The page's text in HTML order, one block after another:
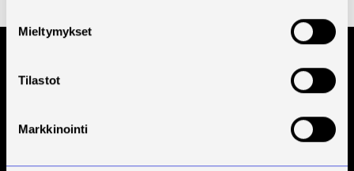
Mieltymykset
Tilastot
Markkinointi
Tilaa Savonian uutiskirje